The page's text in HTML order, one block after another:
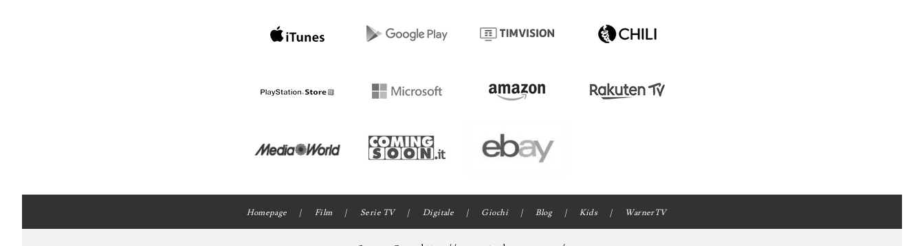
Homepage Film Serie TV Digitale Giochi Blog Kids WarnerTV